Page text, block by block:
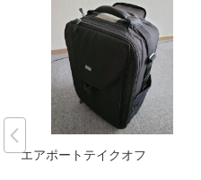
エアポートテイクオフ